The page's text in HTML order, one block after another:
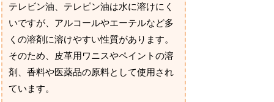
テレビン油、テレピン油は水に溶けにく
いですが、アルコールやエーテルなど多
くの溶剤に溶けやすい性質があります。
そのため、皮革用ワニスやペイントの溶
剤、香料や医薬品の原料として使用され
ています。